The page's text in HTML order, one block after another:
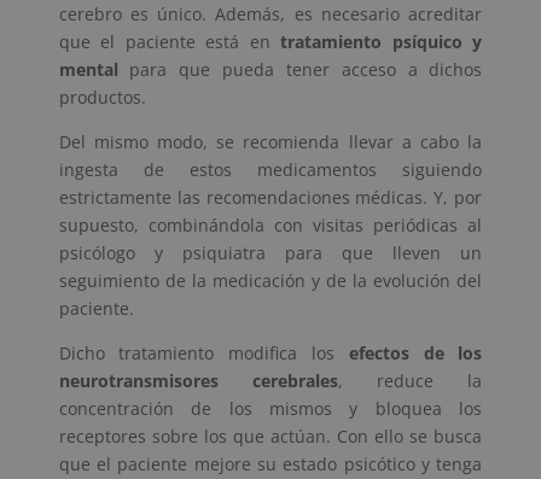
cerebro es único. Además, es necesario acreditar
que el paciente está en tratamiento psíquico y
mental para que pueda tener acceso a dichos
productos.
Del mismo modo, se recomienda llevar a cabo la
ingesta de estos medicamentos siguiendo
estrictamente las recomendaciones médicas. Y, por
supuesto, combinándola con visitas periódicas al
psicólogo y psiquiatra para que lleven un
seguimiento de la medicación y de la evolución del
paciente.
Dicho tratamiento modifica los efectos de los
neurotransmisores cerebrales, reduce la
concentración de los mismos y bloquea los
receptores sobre los que actúan. Con ello se busca
que el paciente mejore su estado psicótico y tenga